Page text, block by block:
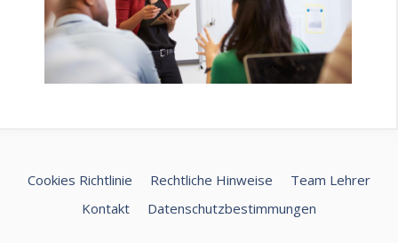
Cookies Richtlinie Rechtliche Hinweise
Team Lehrer
Kontakt
Datenschutzbestimmungen